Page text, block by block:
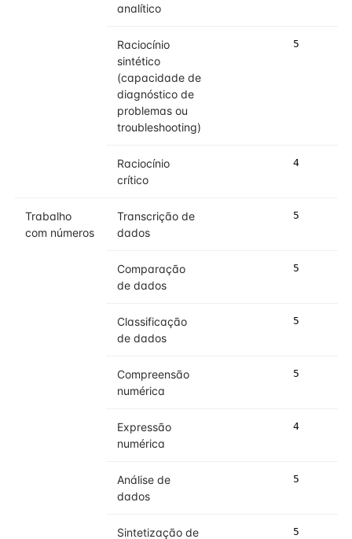
analítico
Raciocínio
sintético
(capacidade de
diagnóstico de
problemas ou
troubleshooting)
5
Raciocínio
crítico
4
Trabalho
com números
Transcrição de
dados
5
Comparação
de dados
5
Classificação
de dados
5
Compreensão
numérica
5
Expressão
numérica
4
Análise de
dados
5
Sintetização de
5